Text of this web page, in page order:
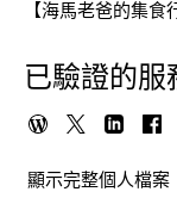
【海馬老爸的集
已驗證的服
顯示完整個人檔